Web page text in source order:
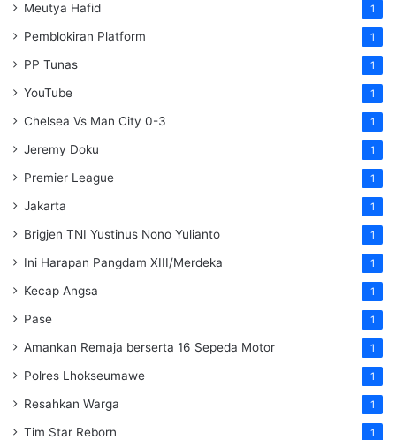
Meutya Hafid 1
Pemblokiran Platform 1
PP Tunas 1
YouTube 1
Chelsea Vs Man City 0-3 1
Jeremy Doku 1
Premier League 1
Jakarta 1
Brigjen TNI Yustinus Nono Yulianto 1
Ini Harapan Pangdam XIII/Merdeka 1
Kecap Angsa 1
Pase 1
Amankan Remaja berserta 16 Sepeda Motor 1
Polres Lhokseumawe 1
Resahkan Warga 1
Tim Star Reborn 1